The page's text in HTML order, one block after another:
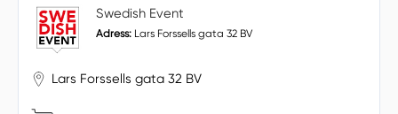
Swedish Event
Adress: Lars Forssells gata 32 BV
Lars Forssells gata 32 BV